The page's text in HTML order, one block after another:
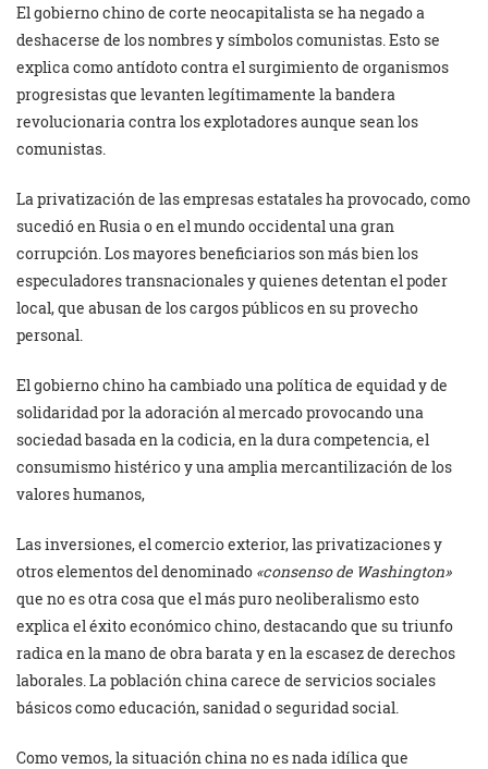
El gobierno chino de corte neocapitalista se ha negado a
deshacerse de los nombres y símbolos comunistas. Esto se
explica como antídoto contra el surgimiento de organismos
progresistas que levanten legítimamente la bandera
revolucionaria contra los explotadores aunque sean los
comunistas.
La privatización de las empresas estatales ha provocado, como
sucedió en Rusia o en el mundo occidental una gran
corrupción. Los mayores beneficiarios son más bien los
especuladores transnacionales y quienes detentan el poder
local, que abusan de los cargos públicos en su provecho
personal.
El gobierno chino ha cambiado una política de equidad y de
solidaridad por la adoración al mercado provocando una
sociedad basada en la codicia, en la dura competencia, el
consumismo histérico y una amplia mercantilización de los
valores humanos,
Las inversiones, el comercio exterior, las privatizaciones y
otros elementos del denominado «consenso de Washington»
que no es otra cosa que el más puro neoliberalismo esto
explica el éxito económico chino, destacando que su triunfo
radica en la mano de obra barata y en la escasez de derechos
laborales. La población china carece de servicios sociales
básicos como educación, sanidad o seguridad social.
Como vemos, la situación china no es nada idílica que